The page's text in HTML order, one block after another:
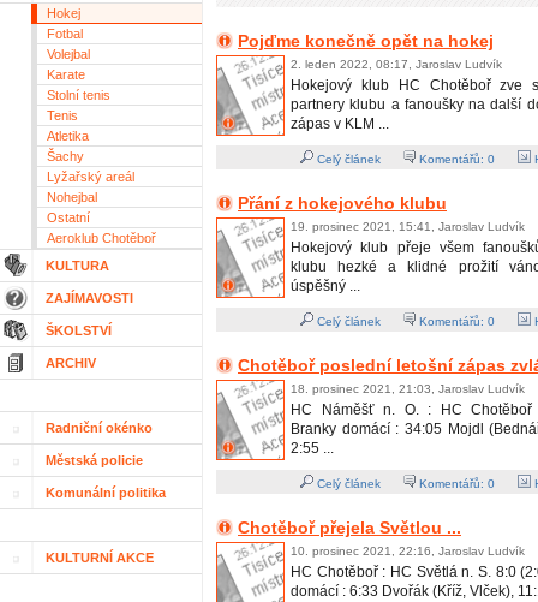
Hokej
Fotbal
Volejbal
Karate
Stolní tenis
Tenis
Atletika
Šachy
Lyžařský areál
Nohejbal
Ostatní
Aeroklub Chotěboř
KULTURA
ZAJÍMAVOSTI
ŠKOLSTVÍ
ARCHIV
Radniční okénko
Městská policie
Komunální politika
KULTURNÍ AKCE
Pojďme konečně opět na hokej
2. leden 2022, 08:17, Jaroslav Ludvík
Hokejový klub HC Chotěboř zve
partnery klubu a fanoušky na další
zápas v KLM ...
Celý článek Komentářů: 0
Přání z hokejového klubu
19. prosinec 2021, 15:41, Jaroslav Ludvík
Hokejový klub přeje všem
klubu hezké a klidné prožití
úspěšný ...
Celý článek Komentářů: 0
Chotěboř poslední letošní zápas
18. prosinec 2021, 21:03, Jaroslav Ludvík
HC Náměšť n. O. : HC Chotěboř
Branky domácí : 34:05 Mojdl
2:55 ...
Celý článek Komentářů: 0
Chotěboř přejela Světlou ...
10. prosinec 2021, 22:16, Jaroslav Ludvík
HC Chotěboř : HC Světlá n. S. 8:0
domácí : 6:33 Dvořák (Kříž, Vlček),